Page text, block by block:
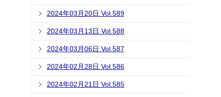
2024年03月20日 Vol.589
2024年03月13日 Vol.588
2024年03月06日 Vol.587
2024年02月28日 Vol.586
2024年02月21日 Vol.585